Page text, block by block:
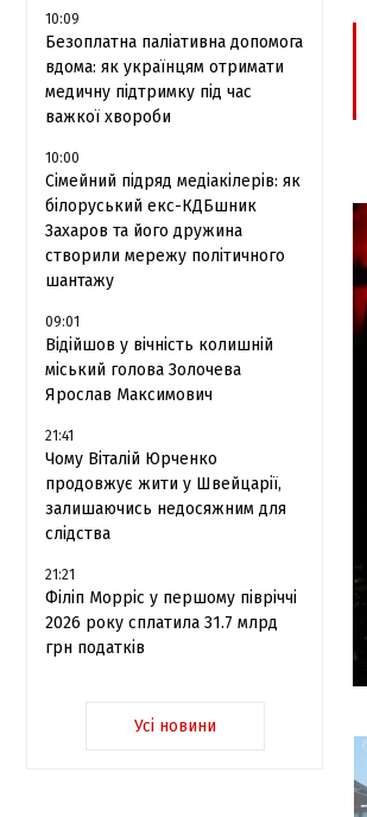
10:09
Безоплатна паліативна допомога
вдома: як українцям отримати
медичну підтримку під час
важкої хвороби
10:00
Сімейний підряд медіакілерів: як
білоруський екс-КДБшник
Захаров та його дружина
створили мережу політичного
шантажу
09:01
Відійшов у вічність колишній
міський голова Золочева
Ярослав Максимович
21:41
Чому Віталій Юрченко
продовжує жити у Швейцарії,
залишаючись недосяжним для
слідства
21:21
Філіп Морріс у першому півріччі
2026 року сплатила 31.7 млрд
грн податків
Усі новини